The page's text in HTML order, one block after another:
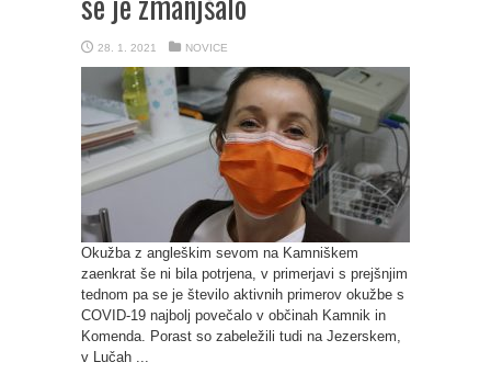
28. 1. 2021 NOVICE
Okužba z angleškim sevom na Kamniškem
zaenkrat še ni bila potrjena, v primerjavi s prejšnjim
tednom pa se je število aktivnih primerov okužbe s
COVID-19 najbolj povečalo v občinah Kamnik in
Komenda. Porast so zabeležili tudi na Jezerskem,
v Lučah ...